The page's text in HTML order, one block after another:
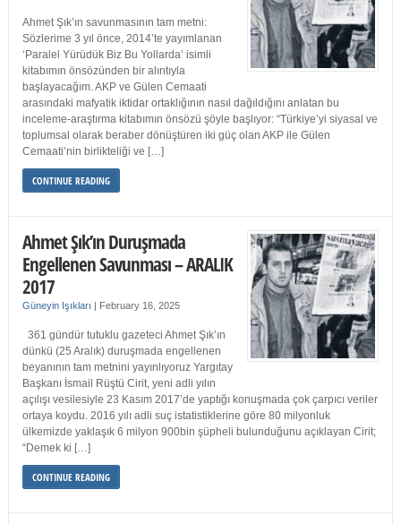
Ahmet Şık’ın savunmasının tam metni:
Sözlerime 3 yıl önce, 2014’te yayımlanan
‘Paralel Yürüdük Biz Bu Yollarda’ isimli
kitabımın önsözünden bir alıntıyla
başlayacağım. AKP ve Gülen Cemaati
arasındaki mafyatik iktidar ortaklığının nasıl dağıldığını anlatan bu
inceleme-araştırma kitabımın önsözü şöyle başlıyor: “Türkiye’yi siyasal ve
toplumsal olarak beraber dönüştüren iki güç olan AKP ile Gülen
Cemaati’nin birlikteliği ve […]
CONTINUE READING
Ahmet Şık’ın Duruşmada
Engellenen Savunması – ARALIK
2017
Güneyin Işıkları | February 16, 2025
361 gündür tutuklu gazeteci Ahmet Şık’ın
dünkü (25 Aralık) duruşmada engellenen
beyanının tam metnini yayınlıyoruz Yargıtay
Başkanı İsmail Rüştü Cirit, yeni adli yılın
açılışı vesilesiyle 23 Kasım 2017’de yaptığı konuşmada çok çarpıcı veriler
ortaya koydu. 2016 yılı adli suç istatistiklerine göre 80 milyonluk
ülkemizde yaklaşık 6 milyon 900bin şüpheli bulunduğunu açıklayan Cirit;
“Demek ki […]
CONTINUE READING